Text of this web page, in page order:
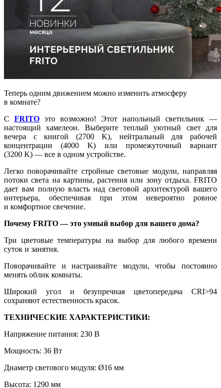
Теперь одним движением можно изменить атмосферу
в комнате?
С FRITO это возможно! Этот напольный светильник —
настоящий хамелеон. Выберите теплый уютный свет для
вечера с книгой (2700 K), нейтральный для рабочей
концентрации (4000 K) или промежуточный вариант
(3200 K) — все в одном устройстве.
Легко поворачивайте стройные световые модули, направляя
потоки света на картины, растения или зону отдыха. FRITO
дает вам полную власть над световой архитектурой вашего
интерьера, обеспечивая при этом невероятно ровное
и комфортное свечение.
Почему FRITO — это умный выбор для вашего дома?
Три цветовые температуры на выбор для любого времени
суток и занятия.
Поворачивайте и настраивайте модули, чтобы постоянно
менять облик комнаты.
Широкий угол и безупречная цветопередача CRI>94
сохраняют естественность красок.
ТЕХНИЧЕСКИЕ ХАРАКТЕРИСТИКИ:
Напряжение питания: 230 В
Мощность: 36 Вт
Диаметр светового модуля: Ø16 мм
Высота: 1290 мм